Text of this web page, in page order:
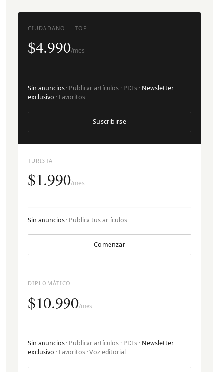
TURISTA
$1.990/mes
Sin anuncios · Publica tus artículos
Comenzar
CIUDADANO — TOP
$4.990/mes
Sin anuncios · Publicar artículos · PDFs · Newsletter
exclusivo · Favoritos
Suscribirse
DIPLOMÁTICO
$10.990/mes
Sin anuncios · Publicar artículos · PDFs · Newsletter
exclusivo · Favoritos · Voz editorial